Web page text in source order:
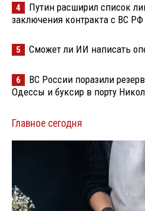
4
Путин расширил список
заключения контракта с ВС РФ
5 Сможет ли ИИ написать
6
ВС России поразили
Одессы и буксир в порту
Главное сегодня